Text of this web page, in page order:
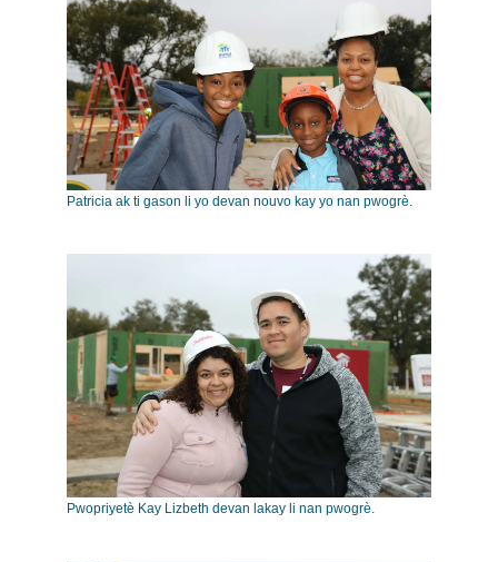
Patricia ak ti gason li yo devan nouvo kay yo nan pwogrè.
Pwopriyetè Kay Lizbeth devan lakay li nan pwogrè.